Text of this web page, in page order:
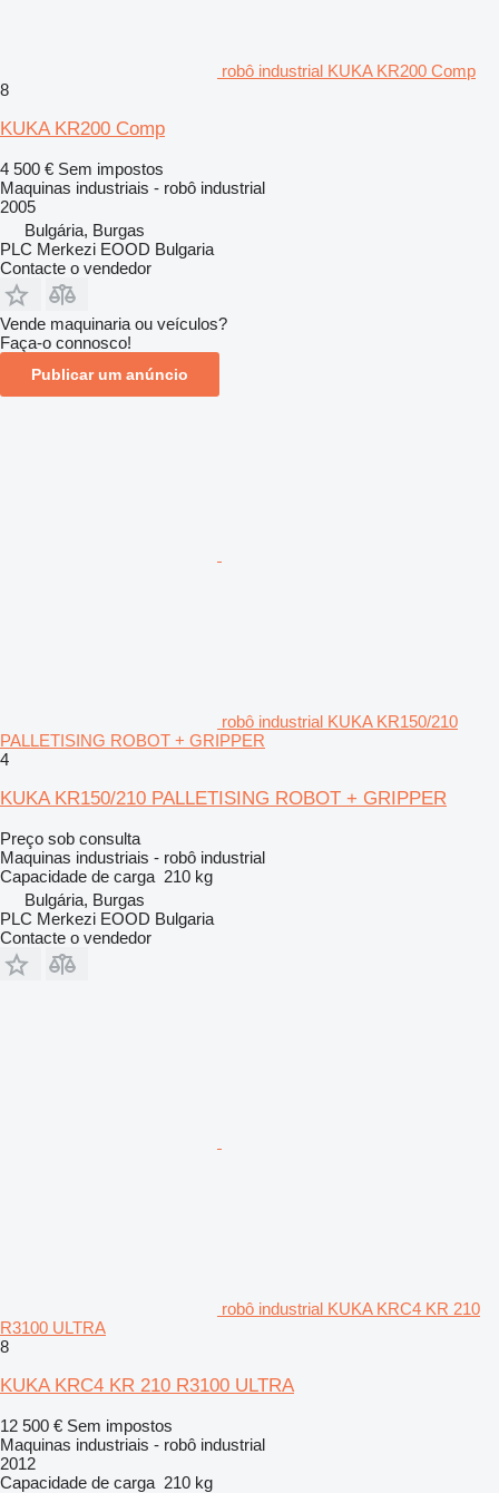
robô industrial KUKA KR200 Comp
8
KUKA KR200 Comp
4 500 € Sem impostos
Maquinas industriais - robô industrial
2005
Bulgária, Burgas
PLC Merkezi EOOD Bulgaria
Contacte o vendedor
Vende maquinaria ou veículos?
Faça-o connosco!
Publicar um anúncio
robô industrial KUKA KR150/210
PALLETISING ROBOT + GRIPPER
4
KUKA KR150/210 PALLETISING ROBOT + GRIPPER
Preço sob consulta
Maquinas industriais - robô industrial
Capacidade de carga 210 kg
Bulgária, Burgas
PLC Merkezi EOOD Bulgaria
Contacte o vendedor
robô industrial KUKA KRC4 KR 210
R3100 ULTRA
8
KUKA KRC4 KR 210 R3100 ULTRA
12 500 € Sem impostos
Maquinas industriais - robô industrial
2012
Capacidade de carga 210 kg